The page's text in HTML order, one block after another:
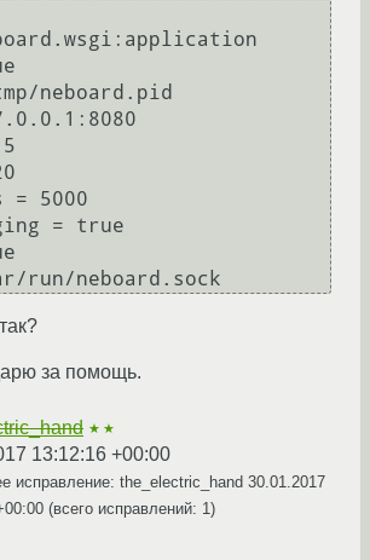
neboard.pid
= 5000
= true
за помощь.
★★
13:12:16 +00:00
исправление: the_electric_hand 30.01.2017
(всего исправлений: 1)